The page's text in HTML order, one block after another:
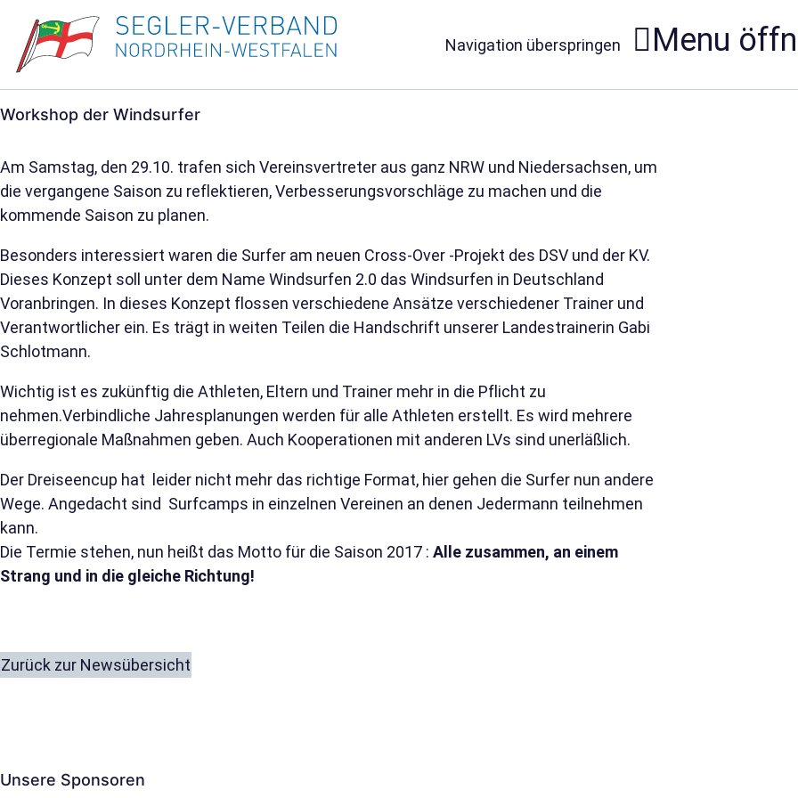
Navigation überspringen Menu
Workshop der Windsurfer
Am Samstag, den 29.10. trafen sich Vereinsvertreter aus ganz NRW und Niedersachsen, um
die vergangene Saison zu reflektieren, Verbesserungsvorschläge zu machen und die
kommende Saison zu planen.
Besonders interessiert waren die Surfer am neuen Cross-Over -Projekt des DSV und der KV.
Dieses Konzept soll unter dem Name Windsurfen 2.0 das Windsurfen in Deutschland
Voranbringen. In dieses Konzept flossen verschiedene Ansätze verschiedener Trainer und
Verantwortlicher ein. Es trägt in weiten Teilen die Handschrift unserer Landestrainerin Gabi
Schlotmann.
Wichtig ist es zukünftig die Athleten, Eltern und Trainer mehr in die Pflicht zu
nehmen.Verbindliche Jahresplanungen werden für alle Athleten erstellt. Es wird mehrere
überregionale Maßnahmen geben. Auch Kooperationen mit anderen LVs sind unerläßlich.
Der Dreiseencup hat leider nicht mehr das richtige Format, hier gehen die Surfer nun andere
Wege. Angedacht sind Surfcamps in einzelnen Vereinen an denen Jedermann teilnehmen
kann.
Die Termie stehen, nun heißt das Motto für die Saison 2017 : Alle zusammen, an einem
Strang und in die gleiche Richtung!
Zurück zur Newsübersicht
Unsere Sponsoren